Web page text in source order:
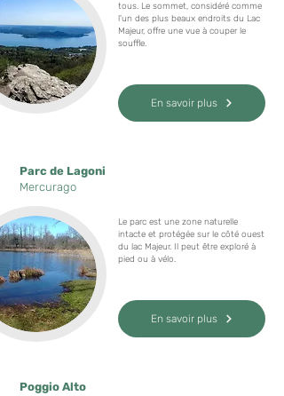
tous. Le sommet, considéré comme
l'un des plus beaux endroits du Lac
Majeur, offre une vue à couper le
souffle.
En savoir plus
Parc de Lagoni
Mercurago
Le parc est une zone naturelle
intacte et protégée sur le côté ouest
du lac Majeur. Il peut être exploré à
pied ou à vélo.
En savoir plus
Poggio Alto